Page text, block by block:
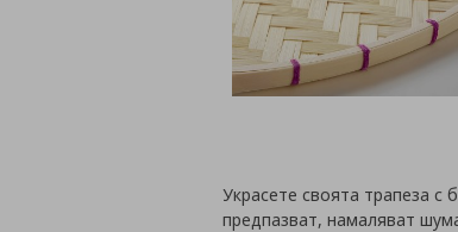
Украсете своята трапеза с
предпазват, намаляват